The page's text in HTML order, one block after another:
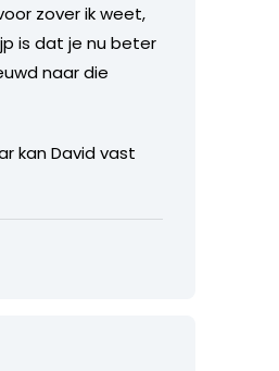
zover ik weet,
is dat je nu beter
naar die
kan David vast